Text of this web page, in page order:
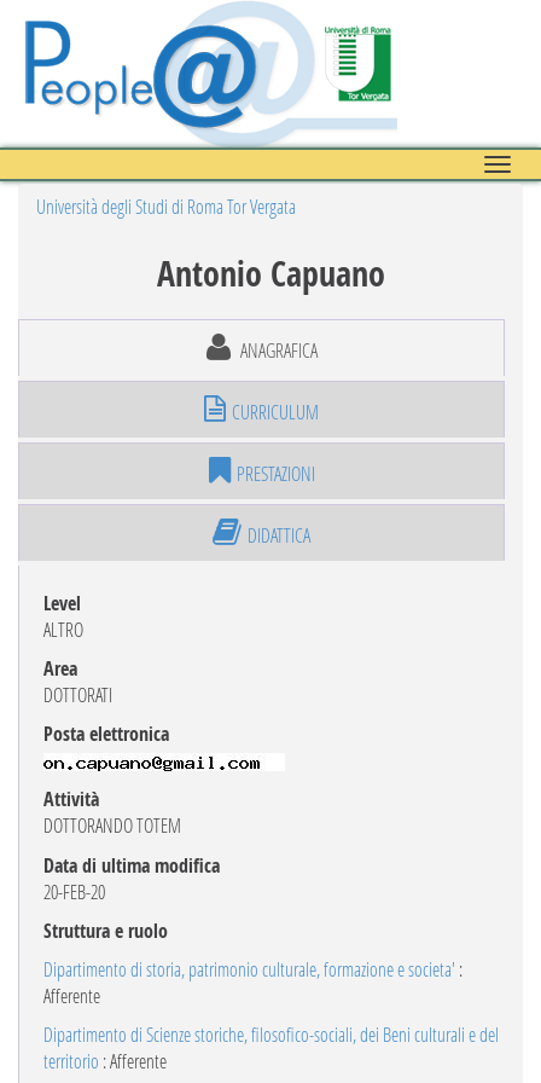
Toggle
Università degli Studi di Roma Tor Vergata
Antonio Capuano
ANAGRAFICA
CURRICULUM
PRESTAZIONI
DIDATTICA
Level
ALTRO
Area
DOTTORATI
Posta elettronica
Attività
DOTTORANDO TOTEM
Data di ultima modifica
20-FEB-20
Struttura e ruolo
Dipartimento di storia, patrimonio culturale, formazione e societa' :
Afferente
Dipartimento di Scienze storiche, filosofico-sociali, dei Beni culturali e del
territorio : Afferente